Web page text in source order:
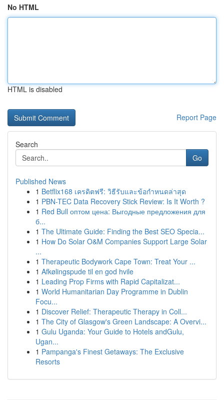
No HTML
HTML is disabled
Report Page
Search
Go
Published News
1 Betflix168 เครดิตฟรี: วิธีรับและข้อกำหนดล่าสุด
1 PBN-TEC Data Recovery Stick Review: Is It Worth ?
1 Red Bull оптом цена: Выгодные предложения для
б...
1 The Ultimate Guide: Finding the Best SEO Specia...
1 How Do Solar O&M Companies Support Large Solar
...
1 Therapeutic Bodywork Cape Town: Treat Your ...
1 Afkølingspude til en god hvile
1 Leading Prop Firms with Rapid Capitalizat...
1 World Humanitarian Day Programme in Dublin
Focu...
1 Discover Relief: Therapeutic Therapy in Coll...
1 The City of Glasgow's Green Landscape: A Overvi...
1 Gulu Uganda: Your Guide to Hotels andGulu,
Ugan...
1 Pampanga's Finest Getaways: The Exclusive
Resorts